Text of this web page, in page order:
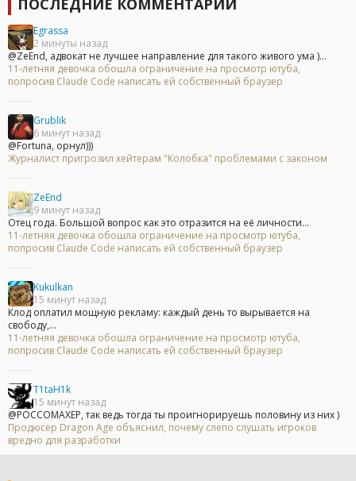
ПОСЛЕДНИЕ КОММЕНТАРИИ
Egrassa
2 минуты назад
@ZeEnd, адвокат не лучшее направление для такого живого ума )...
11-летняя девочка обошла ограничение на просмотр ютуба,
попросив Claude Code написать ей собственный браузер
Grublik
6 минут назад
@Fortuna, орнул)))
Журналист пригрозил хейтерам "Колобка" проблемами с законом
ZeEnd
9 минут назад
Отец года. Большой вопрос как это отразится на её личности...
11-летняя девочка обошла ограничение на просмотр ютуба,
попросив Claude Code написать ей собственный браузер
Kukulkan
15 минут назад
Клод оплатил мощную рекламу: каждый день то вырывается на
свободу,...
11-летняя девочка обошла ограничение на просмотр ютуба,
попросив Claude Code написать ей собственный браузер
T1taH1k
15 минут назад
@POCCOMAXEP, так ведь тогда ты проигнорируешь половину из них )
Продюсер Dragon Age объяснил, почему слепо слушать игроков
вредно для разработки